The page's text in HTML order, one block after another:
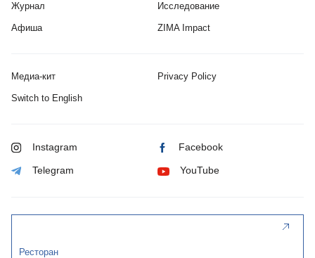
Журнал
Афиша
Исследование
ZIMA Impact
Медиа-кит Privacy Policy
Switch to English
Instagram Facebook
Telegram YouTube
Ресторан